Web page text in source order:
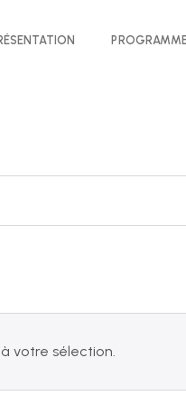
votre sélection.